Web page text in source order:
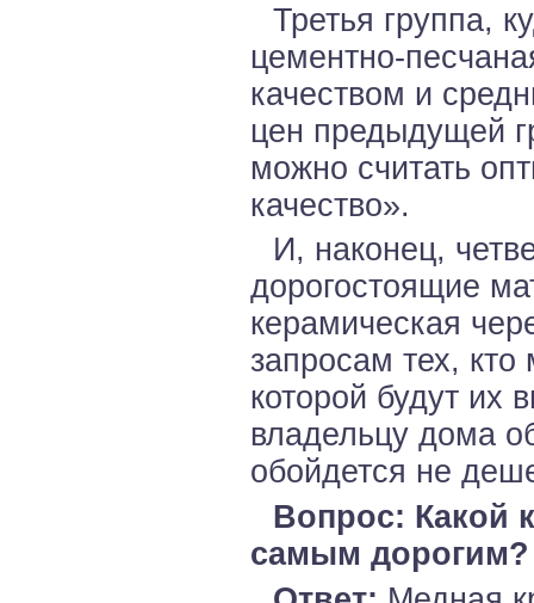
Третья группа,
цементно-
качеством и
цен предыдущей
можно считать
качество».
И, наконец,
дорогостоящие
керамическая
запросам тех, кто
которой будут их
владельцу дома
обойдется не
Вопрос: Какой
самым дорогим?